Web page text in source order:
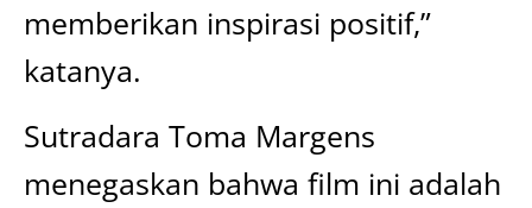
memberikan inspirasi positif,”
katanya.
Sutradara Toma Margens
menegaskan bahwa film ini adalah